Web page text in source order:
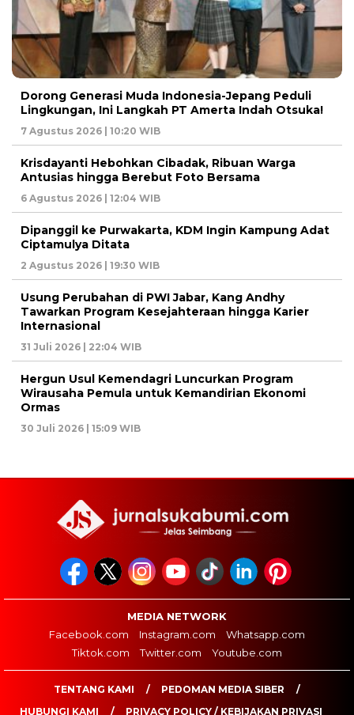
Dorong Generasi Muda Indonesia-Jepang Peduli
Lingkungan, Ini Langkah PT Amerta Indah Otsuka!
7 Agustus 2026 | 10:20 WIB
Krisdayanti Hebohkan Cibadak, Ribuan Warga
Antusias hingga Berebut Foto Bersama
6 Agustus 2026 | 12:04 WIB
Dipanggil ke Purwakarta, KDM Ingin Kampung Adat
Ciptamulya Ditata
2 Agustus 2026 | 19:30 WIB
Usung Perubahan di PWI Jabar, Kang Andhy
Tawarkan Program Kesejahteraan hingga Karier
Internasional
31 Juli 2026 | 22:04 WIB
Hergun Usul Kemendagri Luncurkan Program
Wirausaha Pemula untuk Kemandirian Ekonomi
Ormas
30 Juli 2026 | 15:09 WIB
MEDIA NETWORK
Facebook.com
Instagram.com
Whatsapp.com
Tiktok.com
Twitter.com Youtube.com
TENTANG KAMI
PEDOMAN MEDIA SIBER
HUBUNGI KAMI
PRIVACY POLICY / KEBIJAKAN PRIVASI